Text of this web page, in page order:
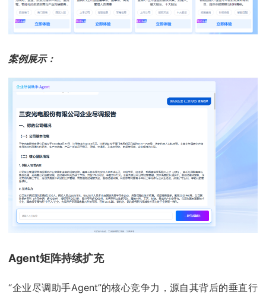
案例展示：
Agent矩阵持续扩充
“企业尽调助手Agent”的核心竞争力，源自其背后的垂直行